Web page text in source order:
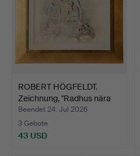
ROBERT HÖGFELDT.
Zeichnung, "Radhus nära
g…
Beendet 24. Jul 2026
3 Gebote
43 USD